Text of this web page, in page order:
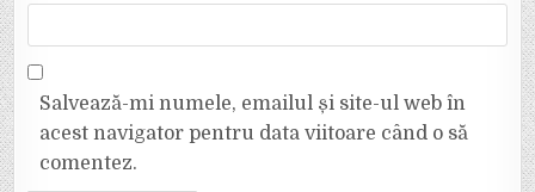
Salvează-mi numele, emailul și site-ul web în
acest navigator pentru data viitoare când o să
comentez.